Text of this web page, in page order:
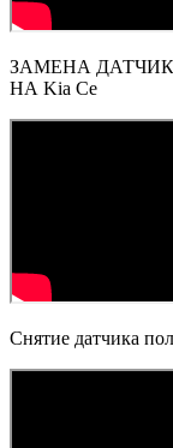
ЗАМЕНА
НА Kia Ce
Снятие датчика